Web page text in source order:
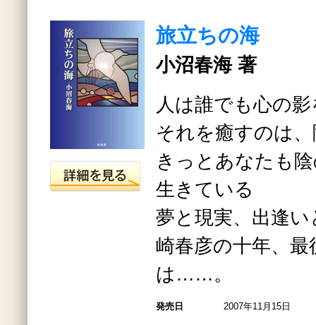
旅立ちの海
小沼春海 著
人は誰でも心の
それを癒すのは
きっとあなたも
生きている
夢と現実、出逢
崎春彦の十年、
は……。
発売日 2007年11月15日